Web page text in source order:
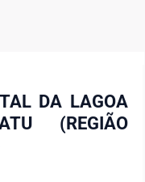
DA LAGOA
(REGIÃO